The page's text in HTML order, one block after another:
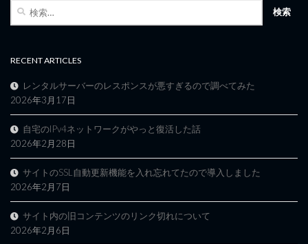
RECENT ARTICLES
レンタルサーバーのレスポンスが悪すぎるので調べてみた
2026年3月17日
自宅のIPv4ネットワークがやっと復活した話
2026年2月28日
サイトのSSL自動更新機能を入れ忘れてたので導入しました
2026年2月7日
サイト内の旧コンテンツのリンク切れについて
2026年2月6日